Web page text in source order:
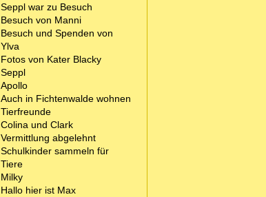
Seppl war zu Besuch
Besuch von Manni
Besuch und Spenden von
Ylva
Fotos von Kater Blacky
Seppl
Apollo
Auch in Fichtenwalde wohnen
Tierfreunde
Colina und Clark
Vermittlung abgelehnt
Schulkinder sammeln für
Tiere
Milky
Hallo hier ist Max